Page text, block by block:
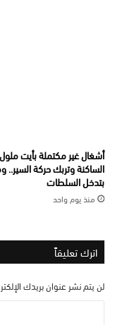
أشغال غير مكتملة بأيت ملول
الساكنة وتربك حركة
بتدخل السلطات
منذ يوم واحد
اترك تعليقاً
لن يتم نشر عنوان بريدك